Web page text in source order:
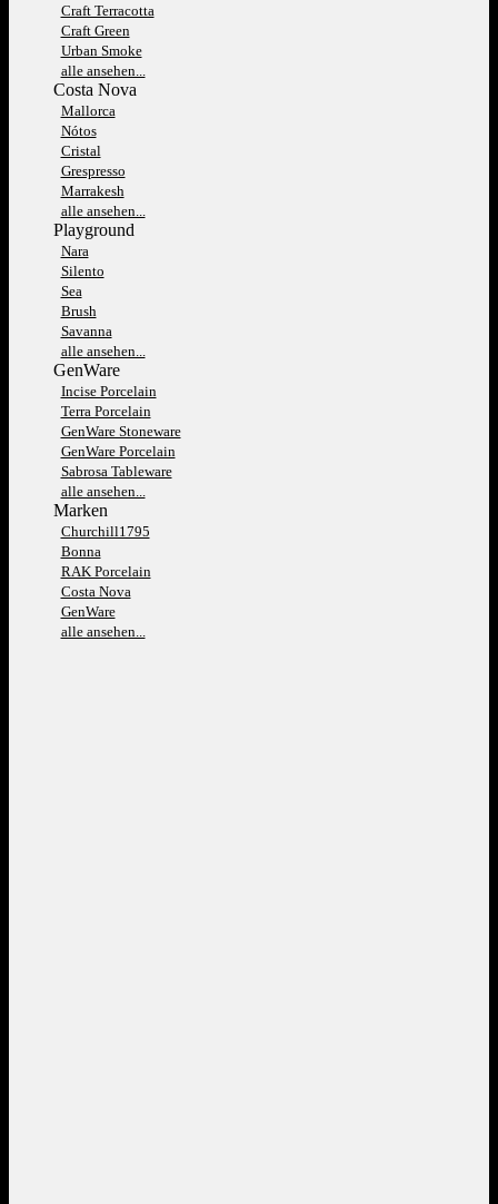
Craft Terracotta
Craft Green
Urban Smoke
alle ansehen...
Costa Nova
Mallorca
Nótos
Cristal
Grespresso
Marrakesh
alle ansehen...
Playground
Nara
Silento
Sea
Brush
Savanna
alle ansehen...
GenWare
Incise Porcelain
Terra Porcelain
GenWare Stoneware
GenWare Porcelain
Sabrosa Tableware
alle ansehen...
Marken
Churchill1795
Bonna
RAK Porcelain
Costa Nova
GenWare
alle ansehen...